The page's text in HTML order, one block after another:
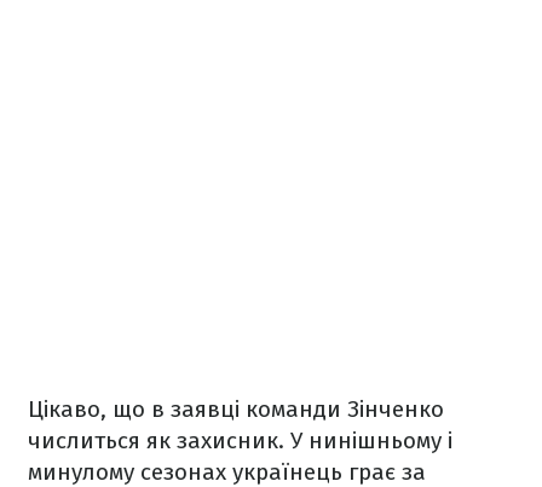
Цікаво, що в заявці команди Зінченко
числиться як захисник. У нинішньому і
минулому сезонах українець грає за